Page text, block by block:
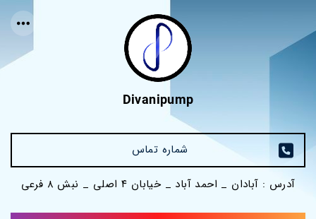
Divanipump
شماره تماس
آدرس : آبادان _ احمد آباد _ خیابان ۴ اصلی _ نبش ۸ فرعی